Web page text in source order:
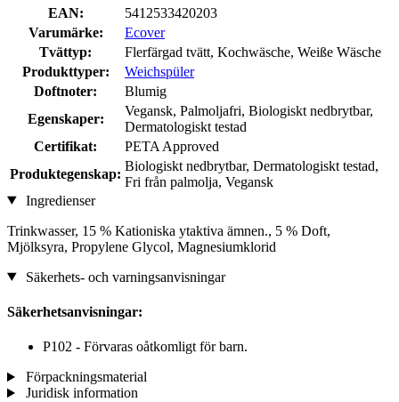
EAN:
5412533420203
Varumärke:
Ecover
Tvättyp:
Flerfärgad tvätt, Kochwäsche, Weiße Wäsche
Produkttyper:
Weichspüler
Doftnoter:
Blumig
Egenskaper:
Vegansk, Palmoljafri, Biologiskt nedbrytbar,
Dermatologiskt testad
Certifikat:
PETA Approved
Produktegenskap:
Biologiskt nedbrytbar, Dermatologiskt testad,
Fri från palmolja, Vegansk
Ingredienser
Trinkwasser, 15 % Kationiska ytaktiva ämnen., 5 % Doft,
Mjölksyra, Propylene Glycol, Magnesiumklorid
Säkerhets- och varningsanvisningar
Säkerhetsanvisningar:
P102 - Förvaras oåtkomligt för barn.
Förpackningsmaterial
Juridisk information